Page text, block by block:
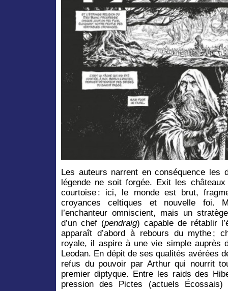
Les auteurs narrent en conséquence les
légende ne soit forgée. Exit les
courtoise : ici, le monde est brut,
croyances celtiques et nouvelle foi.
l’enchanteur omniscient, mais un
d’un chef (pendraig) capable de rétablir
apparaît d’abord à rebours du mythe ;
royale, il aspire à une vie simple auprès
Leodan. En dépit de ses qualités avérées
refus du pouvoir par Arthur qui nourrit
premier diptyque. Entre les raids des
pression des Pictes (actuels